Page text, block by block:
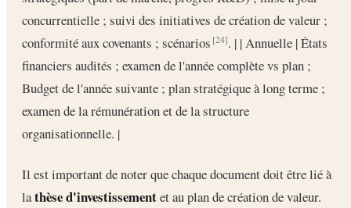
concurrentielle ; suivi des initiatives de création de valeur ;
conformité aux covenants ; scénarios[24]. | | Annuelle | États
financiers audités ; examen de l'année complète vs plan ;
Budget de l'année suivante ; plan stratégique à long terme ;
examen de la rémunération et de la structure
organisationnelle. |
Il est important de noter que chaque document doit être lié à
lathèse d'investissementet au plan de création de valeur.